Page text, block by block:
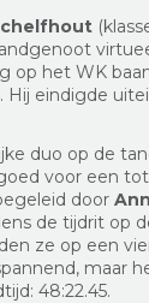
op het WK
eindigde
duo op de
voor een
door
de tijdrit op
ze op een
maar
48:22.45.